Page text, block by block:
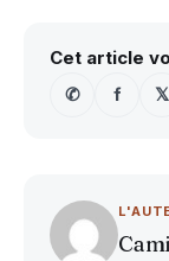
Cet article
✆
f 𝕏